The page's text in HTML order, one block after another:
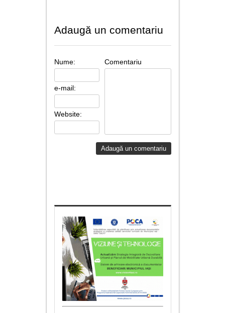
Adaugă un comentariu
Comentariu
Nume:
e-mail:
Website: